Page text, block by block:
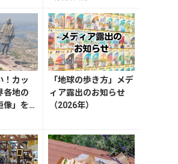
！カッ
各地の
像」を
「地球の歩き方」メデ
ィア露出のお知らせ
（2026年）